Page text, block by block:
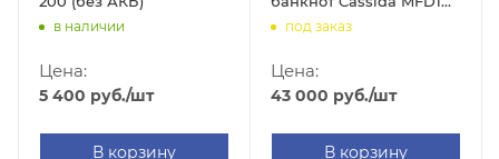
в наличии
Цена:
5 400 руб./шт
В корзину
(цвет: серый, с АКБ)
под заказ
Цена:
43 000 руб./шт
В корзину